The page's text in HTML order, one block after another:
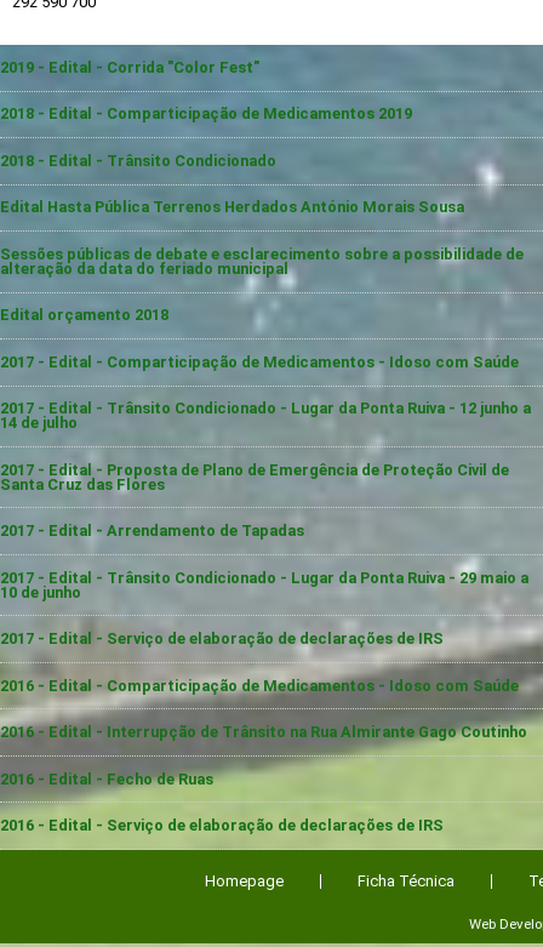
2019 - Edital - Corrida "Color Fest"
2018 - Edital - Comparticipação de Medicamentos 2019
2018 - Edital - Trânsito Condicionado
Edital Hasta Pública Terrenos Herdados António Morais Sousa
Sessões públicas de debate e esclarecimento sobre a possibilidade de
alteração da data do feriado municipal
Edital orçamento 2018
2017 - Edital - Comparticipação de Medicamentos - Idoso com Saúde
2017 - Edital - Trânsito Condicionado - Lugar da Ponta Ruiva - 12 junho a
14 de julho
2017 - Edital - Proposta de Plano de Emergência de Proteção Civil de
Santa Cruz das Flores
2017 - Edital - Arrendamento de Tapadas
2017 - Edital - Trânsito Condicionado - Lugar da Ponta Ruiva - 29 maio a
10 de junho
2017 - Edital - Serviço de elaboração de declarações de IRS
2016 - Edital - Comparticipação de Medicamentos - Idoso com Saúde
2016 - Edital - Interrupção de Trânsito na Rua Almirante Gago Coutinho
2016 - Edital - Fecho de Ruas
2016 - Edital - Serviço de elaboração de declarações de IRS
Homepage Ficha Técnica
Web